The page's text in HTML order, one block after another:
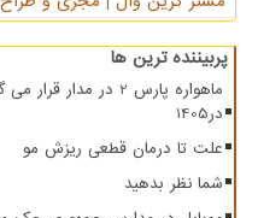
پربیننده ترین ها
ماهواره پارس 2 در
در1405
علت تا درمان قطعی ریزش مو
شما نظر بدهید